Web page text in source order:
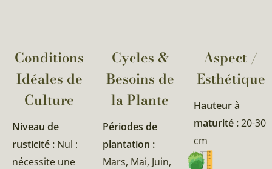
Conditions
Idéales de
Culture
Niveau de
rusticité : Nul :
nécessite une
Cycles &
Besoins de
la Plante​
Périodes de
plantation :
Mars, Mai, Juin,
Aspect /
Esthétique
Hauteur à
maturité :20-30
cm